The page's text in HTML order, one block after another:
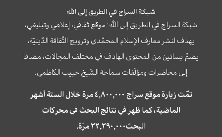
شبكة السراج في الطريق إلى الله
شبكة السراج في الطريق إلى الله؛ موقع ثقافي، إعلامي وتبليغي،
يهدف لنشر معارف الإسلام المحمّدي وترويج الثّقافة الدّينيّة،
يضمّ بساتين من المحتوى الهادف في مختلف المجالات، مضافا
إلى محاضرات ومؤلّفات سماحة الشّيخ حبيب الكاظمي.
تمّت زيارة موقع سراج ٤,٨٠٠,٠٠٠ مرة خلال الستة أشهر
الماضية، كما ظهر في نتائج البحث في محركات
البحث٢٢,٢٩٠,٠٠٠ مرّة.